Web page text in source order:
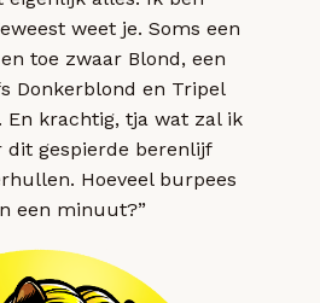
weet je. Soms een
toe zwaar Blond, een
Donkerblond en Tripel
En krachtig, tja wat zal ik
dit gespierde berenlijf
Hoeveel burpees
een minuut?”